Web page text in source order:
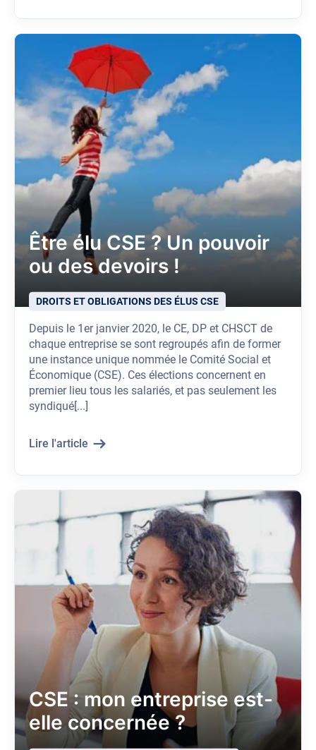
Être élu CSE ? Un pouvoir
ou des devoirs !
DROITS ET OBLIGATIONS DES ÉLUS CSE
Depuis le 1er janvier 2020, le CE, DP et CHSCT de
chaque entreprise se sont regroupés afin de former
une instance unique nommée le Comité Social et
Économique (CSE). Ces élections concernent en
premier lieu tous les salariés, et pas seulement les
syndiqué[...]
Lire l'article
CSE : mon entreprise est-
elle concernée ?